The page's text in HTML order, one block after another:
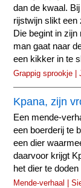
dan de kwaal.
rijstwijn slikt een
Die begint in
man gaat naar
een kikker in te
Grappig sprookje |
Kpana, zijn
Een mende-
een boerderij te
een dier
daarvoor krijgt
het dier te
Mende-verhaal |